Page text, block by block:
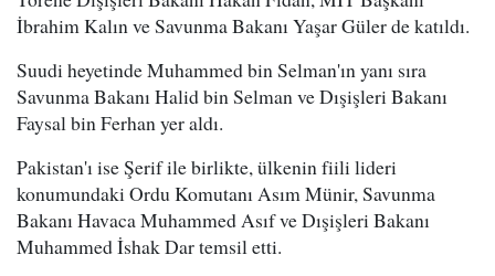
İbrahim Kalın ve Savunma Bakanı Yaşar Güler de katıldı.
Suudi heyetinde Muhammed bin Selman'ın yanı sıra
Savunma Bakanı Halid bin Selman ve Dışişleri Bakanı
Faysal bin Ferhan yer aldı.
Pakistan'ı ise Şerif ile birlikte, ülkenin fiili lideri
konumundaki Ordu Komutanı Asım Münir, Savunma
Bakanı Havaca Muhammed Asıf ve Dışişleri Bakanı
Muhammed İshak Dar temsil etti.